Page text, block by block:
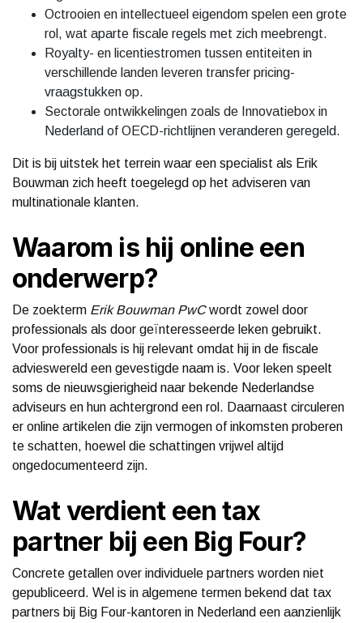
Octrooien en intellectueel eigendom spelen een grote
rol, wat aparte fiscale regels met zich meebrengt.
Royalty- en licentiestromen tussen entiteiten in
verschillende landen leveren transfer pricing-
vraagstukken op.
Sectorale ontwikkelingen zoals de Innovatiebox in
Nederland of OECD-richtlijnen veranderen geregeld.
Dit is bij uitstek het terrein waar een specialist als Erik
Bouwman zich heeft toegelegd op het adviseren van
multinationale klanten.
Waarom is hij online een
onderwerp?
De zoekterm Erik Bouwman PwCwordt zowel door
professionals als door geïnteresseerde leken gebruikt.
Voor professionals is hij relevant omdat hij in de fiscale
advieswereld een gevestigde naam is. Voor leken speelt
soms de nieuwsgierigheid naar bekende Nederlandse
adviseurs en hun achtergrond een rol. Daarnaast circuleren
er online artikelen die zijn vermogen of inkomsten proberen
te schatten, hoewel die schattingen vrijwel altijd
ongedocumenteerd zijn.
Wat verdient een tax
partner bij een Big Four?
Concrete getallen over individuele partners worden niet
gepubliceerd. Wel is in algemene termen bekend dat tax
partners bij Big Four-kantoren in Nederland een aanzienlijk